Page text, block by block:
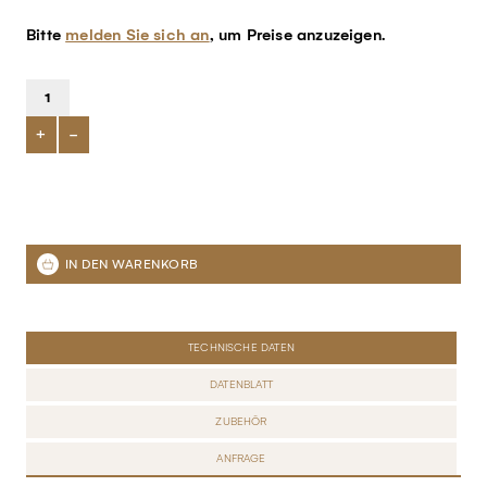
Bitte melden Sie sich an, um Preise anzuzeigen.
+ -
TECHNISCHE DATEN
DATENBLATT
ZUBEHÖR
ANFRAGE